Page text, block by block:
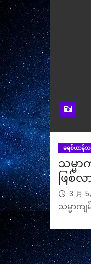
ခရစ်ယာန်သ
သမ္မာ
ဖြစ်လ
3 月
သမ္မာကျ